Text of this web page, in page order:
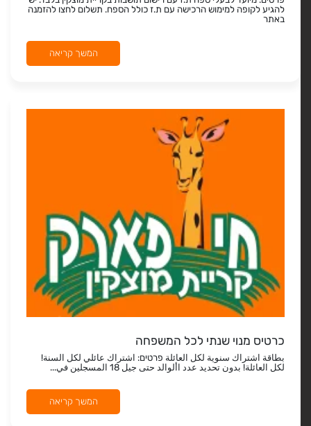
להגיע לקופה למימוש הרכישה עם ת.ז כולל הספח. תשלום לחצו להזמנה
באתר
המשך קריאה
כרטיס מנוי שנתי לכל המשפחה
بطاقة اشتراك سنوية لكل العائلة פרטים: اشتراك عائلي لكل السنة!
لكل العائلة! بدون تحديد عدد األوالد حتى جيل 18 المسجلين في...
המשך קריאה